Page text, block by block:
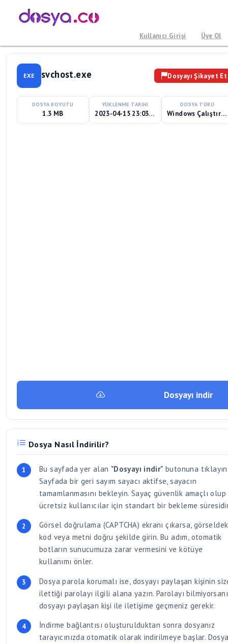
Kullanıcı Girişi Üye Ol
EXE svchost.exe Dosyayı Şikayet Et
DOSYA BOYUTU
1.3 MB
YÜKLENME TARIHI
2023-04-15 23:03:20
DOSYA TÜRÜ
Windows Çalıştırılabilir
Dosyayı indir
Dosya Nasıl İndirilir?
Bu sayfada yer alan "Dosyayı indir" butonuna
Sayfada bir geri sayım sayacı aktifse, sayacın
tamamlanmasını bekleyin. Sayaç güvenlik amaçlı olup
ücretsiz kullanıcılar için standart bir bekleme
Görsel doğrulama (CAPTCHA) ekranı çıkarsa,
kod veya metni doğru şekilde girin. Bu adım, otomatik
botların sunucumuza zarar vermesini ve kötüye
kullanımı önler.
Dosya parola korumalı ise, dosyayı paylaşan kişinin
ilettiği parolayı ilgili alana yazın. Parolayı
dosyayı paylaşan kişi ile iletişime geçmeniz gerekir.
İndirme bağlantısı oluşturulduktan sonra dosyanız
tarayıcınızda otomatik olarak indirilmeye başlar.